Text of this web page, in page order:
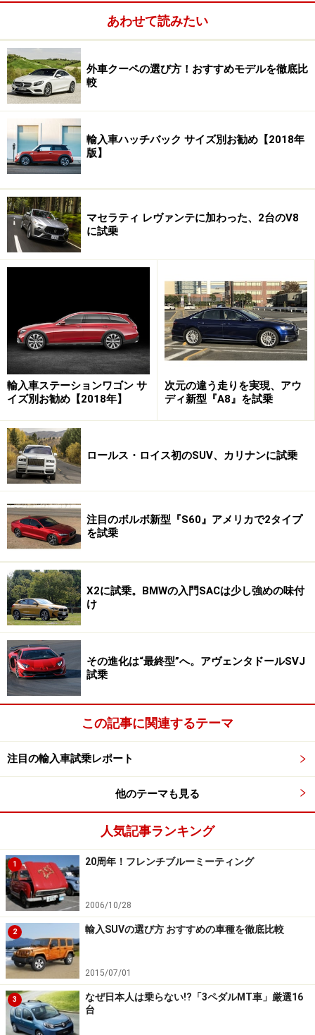
20年後の1977年。こんどはラリー形式のイベントとなっ
て、伝説のレースは帰ってきた。出場できるのは当時の
参加車両もしくは同型車のみ（のちに同年代のクルマの
みに緩和）というヴィンテージ・クラシックカーのビッ
グイベントとして復活したのだ。
最大の魅力は、半世紀以上も前に作られた何百台もの名
車たちが、4日（実質3日）間をかけて、風光明媚な北イ
スタート時間とゴール時間が定められており、途中に設
けられた競技（区間タイムの正確さや平均速度の正確さ
を競う）やスタンプチェックをこなしながら、コマ図を
頼りにひたすらゴールを目指すのだ。
縁あって、ボクは2014年のミッレミリアに、BMWクラ
シックから出場することになった。パートナーは元BMW
会長で中興の祖と呼ばれたエーバーハート・フォン・ク
ーンハイムの子息で現在BMWのアジアマーケット責任者
であるヘンドリック・フォン・クーンハイム氏。マシン
は1938年型のBMW328ロードスターで、当時2リッター
クラスで世界最強と呼ばれた名車である。
イタリアの古い街々を訪れることもまた、ミッレミリアの醍
醐味のひとつ……
※記事内容は執筆時点のものです。最新の内容をご確認くださ
い。
あわせて読みたい
外車クーペの選び方！おすすめモデルを徹底比
較
輸入車ハッチバック サイズ別お勧め【2018年
版】
マセラティ レヴァンテに加わった、2台のV8
に試乗
輸入車ステーションワゴン サ
イズ別お勧め【2018年】
次元の違う走りを実現、アウ
ディ新型『A8』を試乗
ロールス・ロイス初のSUV、カリナンに試乗
注目のボルボ新型『S60』アメリカで2タイプ
を試乗
X2に試乗。BMWの入門SACは少し強めの味付
け
その進化は“最終型”へ。アヴェンタドールSVJ
試乗
この記事に関連するテーマ
注目の輸入車試乗レポート
他のテーマも見る
人気記事ランキング
1 20周年！フレンチブルーミーティング
2006/10/28
2 輸入SUVの選び方 おすすめの車種を徹底比較
2015/07/01
3
なぜ日本人は乗らない!?「3ペダルMT車」厳選16
台